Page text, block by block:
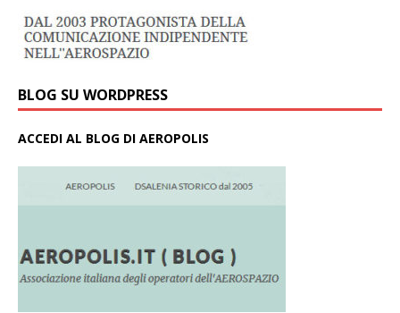
BLOG SU WORDPRESS
ACCEDI AL BLOG DI AEROPOLIS